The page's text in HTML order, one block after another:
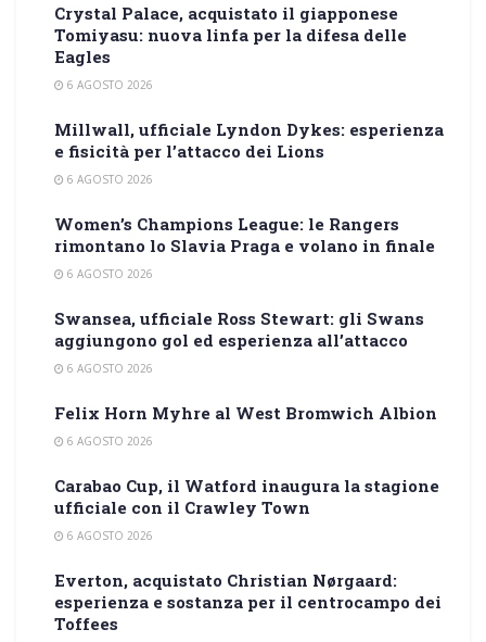
Crystal Palace, acquistato il giapponese
Tomiyasu: nuova linfa per la difesa delle
Eagles
6 AGOSTO 2026
Millwall, ufficiale Lyndon Dykes: esperienza
e fisicità per l’attacco dei Lions
6 AGOSTO 2026
Women’s Champions League: le Rangers
rimontano lo Slavia Praga e volano in finale
6 AGOSTO 2026
Swansea, ufficiale Ross Stewart: gli Swans
aggiungono gol ed esperienza all’attacco
6 AGOSTO 2026
Felix Horn Myhre al West Bromwich Albion
6 AGOSTO 2026
Carabao Cup, il Watford inaugura la stagione
ufficiale con il Crawley Town
6 AGOSTO 2026
Everton, acquistato Christian Nørgaard:
esperienza e sostanza per il centrocampo dei
Toffees